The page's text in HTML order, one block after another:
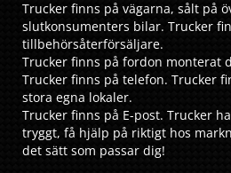
Trucker finns på vägarna, sålt på
slutkonsumenters bilar. Trucker
tillbehörsåterförsäljare.
Trucker finns på fordon monterat
Trucker finns på telefon. Trucker
stora egna lokaler.
Trucker finns på E-post. Trucker
tryggt, få hjälp på riktigt hos
det sätt som passar dig!